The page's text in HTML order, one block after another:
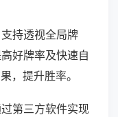
持透视全局牌
好牌率及快速自
，提升胜率。
第三方软件实现